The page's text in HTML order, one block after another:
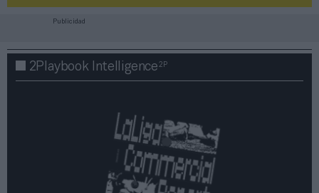
Publicidad
2Playbook Intelligence2P